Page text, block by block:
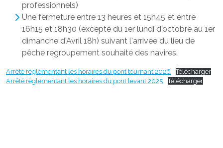
professionnels)
Une fermeture entre 13 heures et 15h45 et entre
16h15 et 18h30 (excepté du 1er lundi d'octobre au 1er
dimanche d'Avril 18h) suivant l'arrivée du lieu de
pêche regroupement souhaité des navires.
Arrêté règlementant les horaires du pont tournant 2026
Télécharger
Arrêté règlementant les horaires du pont levant 2025
Télécharger